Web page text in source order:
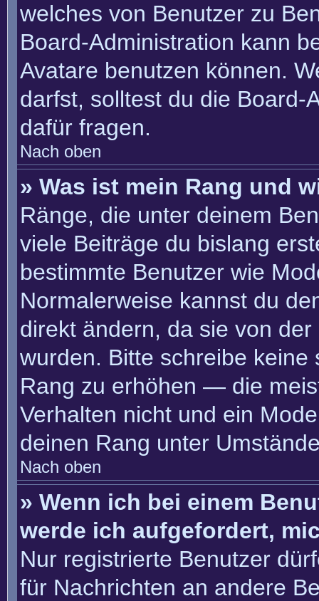
welches von Benutzer zu
Board-Administration kann
Avatare benutzen können.
darfst, solltest du die Board-
dafür fragen.
Nach oben
» Was ist mein Rang und
Ränge, die unter deinem
viele Beiträge du bislang
bestimmte Benutzer wie
Normalerweise kannst du
direkt ändern, da sie von
wurden. Bitte schreibe
Rang zu erhöhen — die
Verhalten nicht und ein
deinen Rang unter
Nach oben
» Wenn ich bei einem
werde ich aufgefordert,
Nur registrierte Benutzer
für Nachrichten an andere